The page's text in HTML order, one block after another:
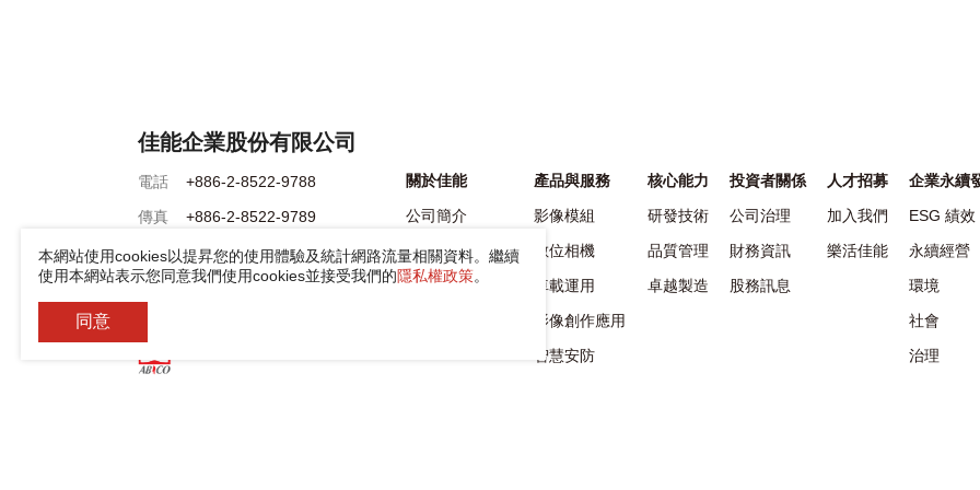
佳能企業股份有限公司
電話
+886-2-8522-9788
傳真
+886-2-8522-9789
地址
242030 新北市新莊區中環路3段
200號
關於佳能
公司簡介
公司沿革
全球據點與市場
產品與服務
影像模組
數位相機
車載運用
影像創作應用
智慧安防
核心能力
研發技術
品質管理
卓越製造
投資者關係
公司治理
財務資訊
股務訊息
人才招募
加入我們
樂活佳能
企業永續
ESG 績效
永續經營
環境
社會
治理
本網站使用cookies以提昇您的使用體驗及統計網路流量相關資料。繼續
使用本網站表示您同意我們使用cookies並接受我們的隱私權政策。
同意